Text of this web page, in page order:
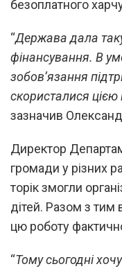
безоплатного
“Держава дала
фінансування. В
зобов’язання
скористалися
зазначив
Директор
громади у різних
торік змогли
дітей. Разом з тим
цю роботу
“Тому сьогодні